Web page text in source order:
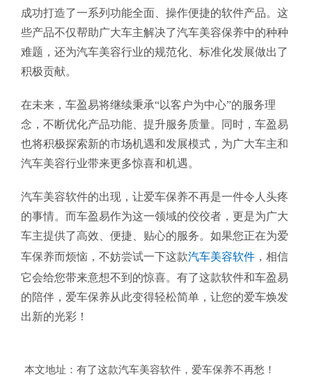
成功打造了一系列功能全面、操作便捷的软件产品。这
些产品不仅帮助广大车主解决了汽车美容保养中的种种
难题，还为汽车美容行业的规范化、标准化发展做出了
积极贡献。
在未来，车盈易将继续秉承“以客户为中心”的服务理
念，不断优化产品功能、提升服务质量。同时，车盈易
也将积极探索新的市场机遇和发展模式，为广大车主和
汽车美容行业带来更多惊喜和机遇。
汽车美容软件的出现，让爱车保养不再是一件令人头疼
的事情。而车盈易作为这一领域的佼佼者，更是为广大
车主提供了高效、便捷、贴心的服务。如果您正在为爱
车保养而烦恼，不妨尝试一下这款汽车美容软件 ，相信
它会给您带来意想不到的惊喜。有了这款软件和车盈易
的陪伴，爱车保养从此变得轻松简单，让您的爱车焕发
出新的光彩！
本文地址： 有了这款汽车美容软件，爱车保养不再愁！